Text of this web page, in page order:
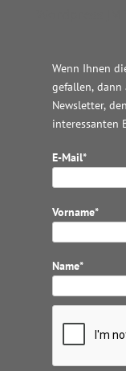
Wenn Ihnen
gefallen, dann
Newsletter,
interessanten
E-Mail*
Vorname*
Name*